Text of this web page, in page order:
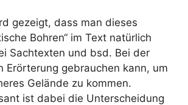
gezeigt, dass man dieses
Bohren“ im Text natürlich
Sachtexten und bsd. Bei der
Erörterung gebrauchen kann, um
Gelände zu kommen.
ist dabei die Unterscheidung